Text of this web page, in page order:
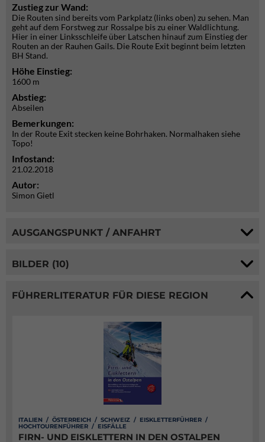
Zustieg zur Wand:
Die Routen sind bereits vom Parkplatz (links oben) zu sehen. Man
geht auf dem Forstweg zur Rossalpe bis zu einer Waldlichtung.
Hier in einer Linksschleife über Latschen hinauf zum Einstieg der
Routen an der Rauhen Gails. Die Route Exit beginnt beim letzten
BH Stand.
Höhe Einstieg:
1600 m
Abstieg:
Abseilen
Bemerkungen:
In der Route Exit stecken keine Bohrhaken. Normalhaken siehe
Topo!
Infostand:
21.02.2018
Autor:
Simon Gietl
AUSGANGSPUNKT / ANFAHRT
BILDER (10)
FÜHRERLITERATUR FÜR DIESE REGION
ITALIEN / ÖSTERREICH / SCHWEIZ / EISKLETTERFÜHRER /
HOCHTOURENFÜHRER / EISFÄLLE
FIRN- UND EISKLETTERN IN DEN OSTALPEN